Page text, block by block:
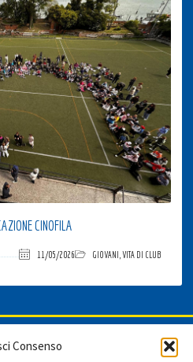
Consenso
CINOFILA
11/05/2026 GIOVANI ,VITA DI CLUB